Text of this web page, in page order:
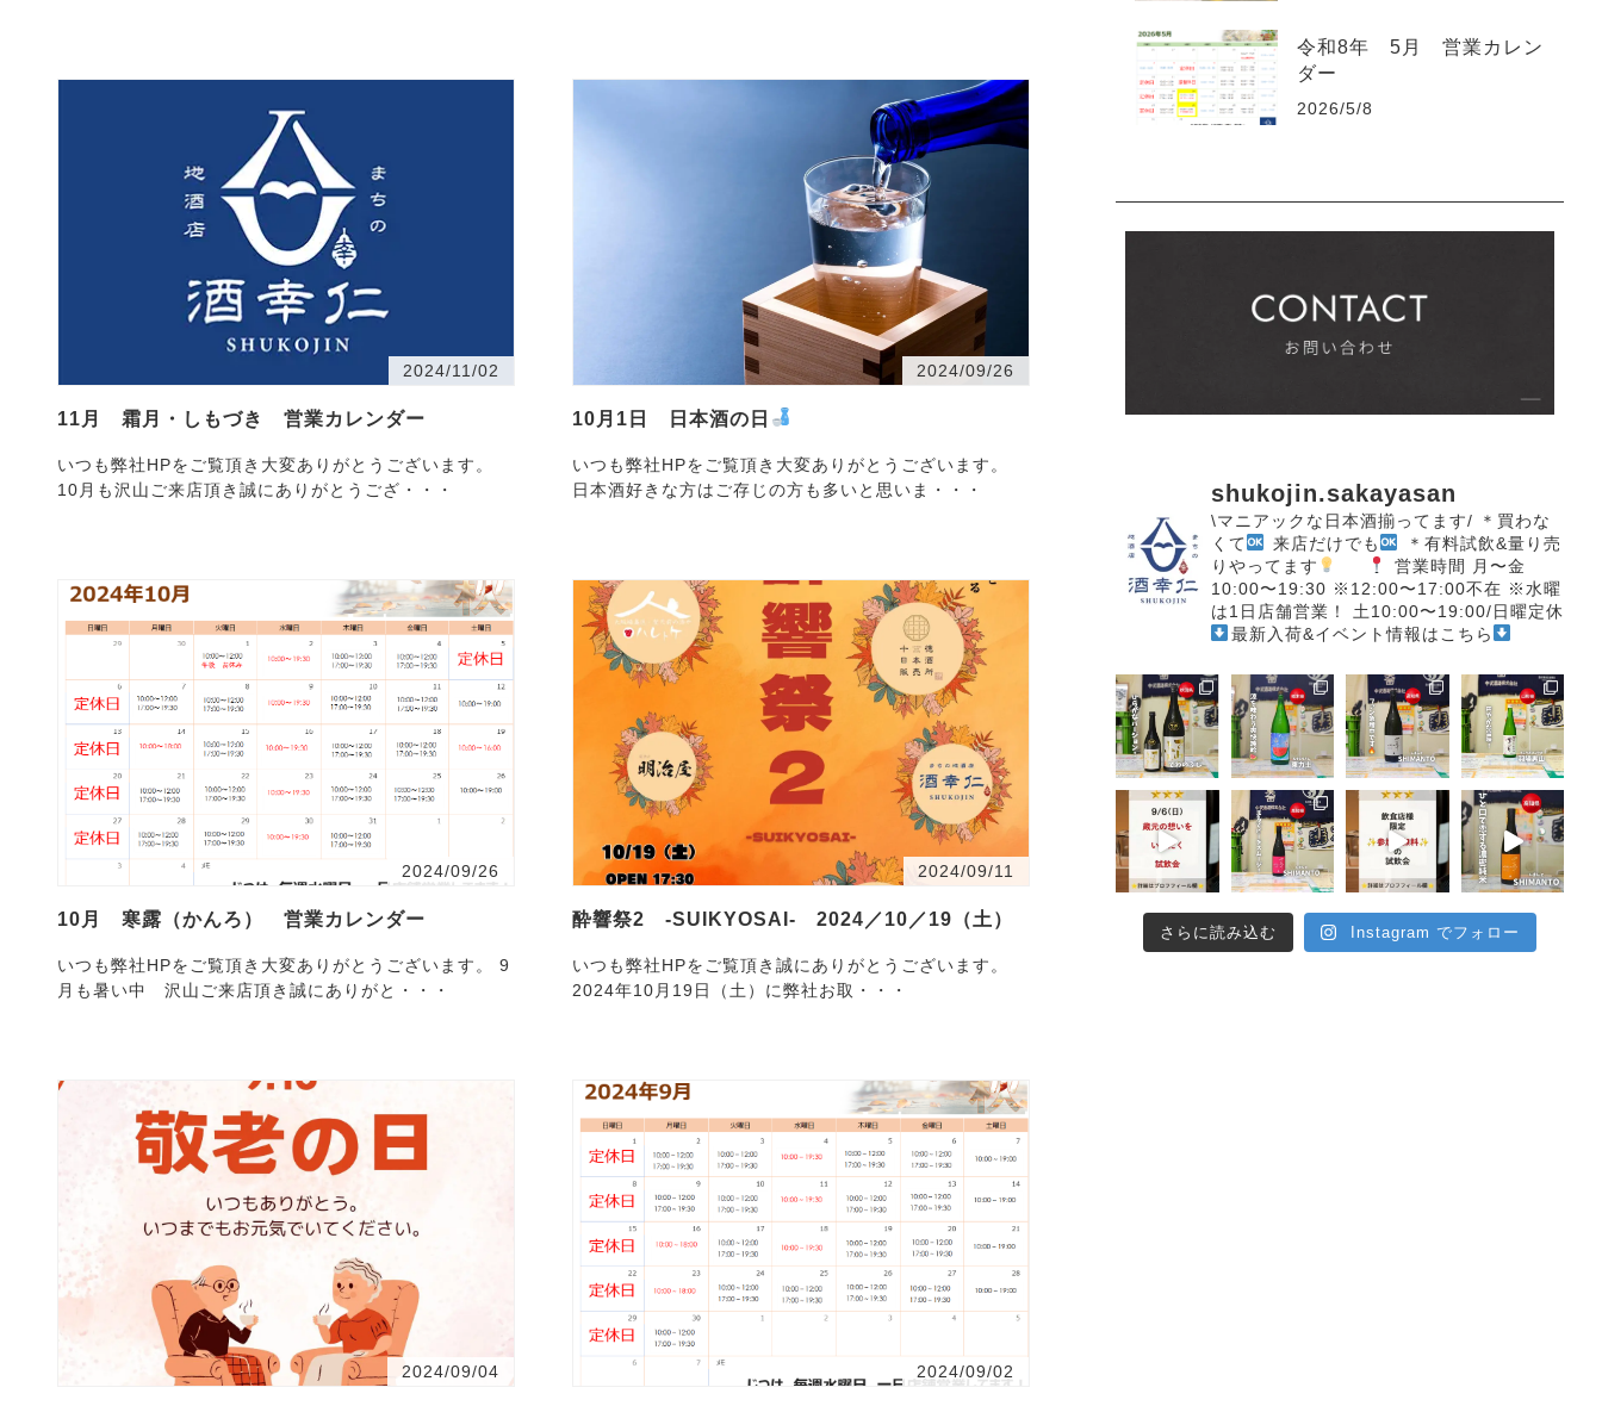
2024/11/02
11月 霜月・しもづき 営業カレンダー
いつも弊社HPをご覧頂き大変ありがとうございます。
10月も沢山ご来店頂き誠にありがとうござ・・・
2024/09/26
10月1日 日本酒の日
いつも弊社HPをご覧頂き大変ありがとうございます。
日本酒好きな方はご存じの方も多いと思いま・・・
2024/09/26
10月 寒露（かんろ） 営業カレンダー
いつも弊社HPをご覧頂き大変ありがとうございます。 9
月も暑い中 沢山ご来店頂き誠にありがと・・・
2024/09/11
酔響祭2 -SUIKYOSAI- 2024／10／19（土）
いつも弊社HPをご覧頂き誠にありがとうございます。
2024年10月19日（土）に弊社お取・・・
2024/09/04 2024/09/02
令和8年 5月 営業カレン
ダー
2026/5/8
shukojin.sakayasan
\マニアックな日本酒揃ってます/ ＊買わな
くて
来店だけでも
＊有料試飲&量り売
りやってます
営業時間
月〜金
10:00〜19:30 ※12:00〜17:00不在 ※水曜
は1日店舗営業！
土10:00〜19:00/日曜定休
最新入荷&イベント情報はこちら
さらに読み込む Instagram でフォロー